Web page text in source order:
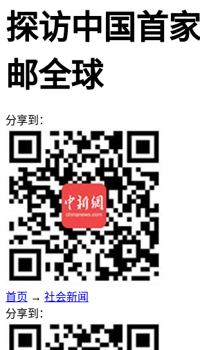
探访中国首
邮全球
分享到：
首页 → 社会新闻
分享到：